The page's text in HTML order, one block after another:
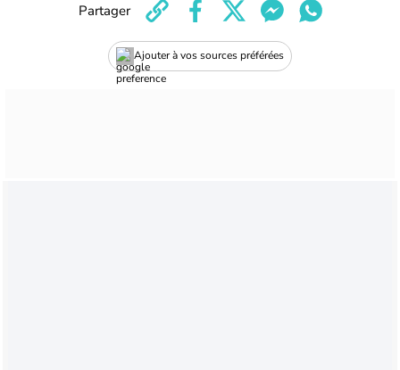
Ajouter à vos sources préférées
Partager